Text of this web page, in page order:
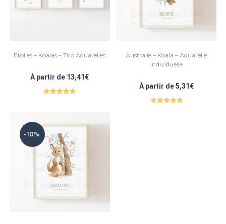
Etoiles – Koalas – Trio Aquarelles
À partir de 13,41€
Australie – Koala – Aquarelle
individuelle
À partir de5,31€
-10%